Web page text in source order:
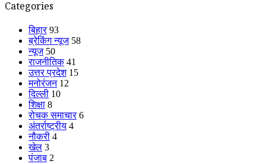
Categories
बिहार 93
ब्रेकिंग न्यूज 58
न्यूज 50
राजनीतिक 41
उत्तर प्रदेश 15
मनोरंजन 12
दिल्ली 10
शिक्षा 8
रोचक समाचार 6
अंतर्राष्ट्रीय 4
नौकरी 4
खेल 3
पंजाब 2